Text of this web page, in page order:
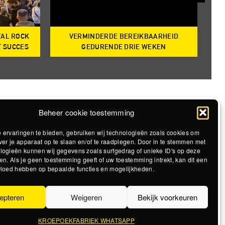
Beheer cookie toestemming
ervaringen te bieden, gebruiken wij technologieën zoals cookies om
je apparaat op te slaan en/of te raadplegen. Door in te stemmen met
kunnen wij gegevens zoals surfgedrag of unieke ID's op deze
Als je geen toestemming geeft of uw toestemming intrekt, kan dit een
hebben op bepaalde functies en mogelijkheden.
Weigeren Bekijk voorkeuren
KROEPOEKFABRIEK WHATSAPP
ROCK
SUCCES
VERMINDERDE BEREIKBAARHEID
GEDURENDE DRIE WEKEN